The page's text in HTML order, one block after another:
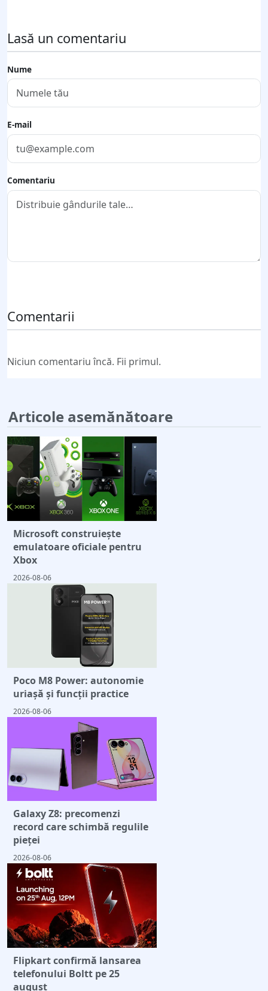
Lasă un comentariu
Nume
E-mail
Comentariu
Comentarii
Niciun comentariu încă. Fii primul.
Articole asemănătoare
Microsoft construiește
emulatoare oficiale pentru
Xbox
2026-08-06
Poco M8 Power: autonomie
uriașă și funcții practice
2026-08-06
Galaxy Z8: precomenzi
record care schimbă regulile
pieței
2026-08-06
Flipkart confirmă lansarea
telefonului Boltt pe 25
august